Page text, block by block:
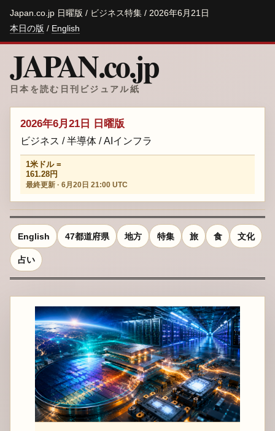
Japan.co.jp 日曜版 / ビジネス特集 / 2026年6月21日
本日の版 / English
JAPAN.co.jp
日本を読む日刊ビジュアル紙
2026年6月21日 日曜版
ビジネス / 半導体 / AIインフラ
1米ドル =
161.28円
最終更新 · 6月20日 21:00 UTC
English 47都道府県 地方 特集 旅 食 文化
占い